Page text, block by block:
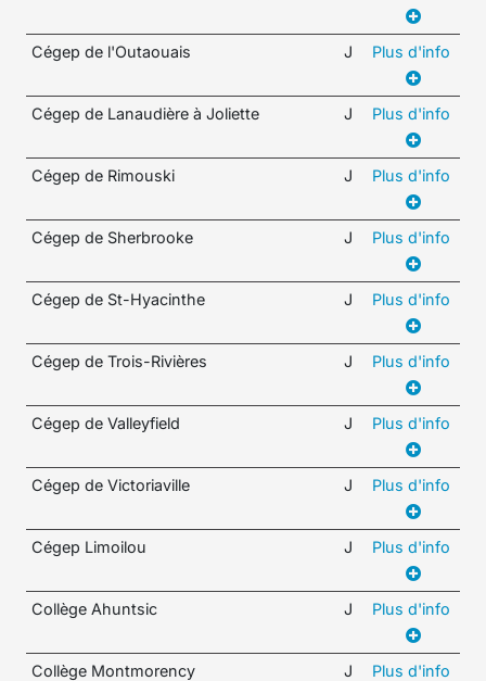
Cégep de l'Outaouais J Plus d'info
Cégep de Lanaudière à Joliette J Plus d'info
Cégep de Rimouski J Plus d'info
Cégep de Sherbrooke J Plus d'info
Cégep de St-Hyacinthe J Plus d'info
Cégep de Trois-Rivières J Plus d'info
Cégep de Valleyfield J Plus d'info
Cégep de Victoriaville J Plus d'info
Cégep Limoilou J Plus d'info
Collège Ahuntsic J Plus d'info
Collège Montmorency J Plus d'info